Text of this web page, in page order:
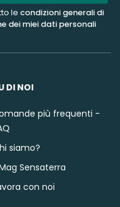
le condizioni generali di
dei miei dati personali
DI NOI
più frequenti -
siamo?
Sensaterra
con noi